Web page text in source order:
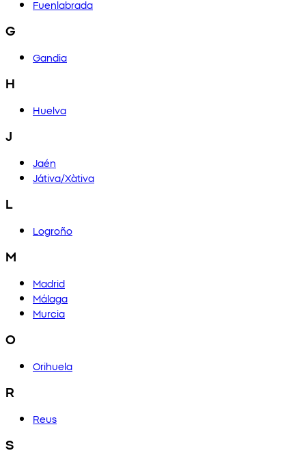
Fuenlabrada
G
Gandia
H
Huelva
J
Jaén
Játiva/Xàtiva
L
Logroño
M
Madrid
Málaga
Murcia
O
Orihuela
R
Reus
S